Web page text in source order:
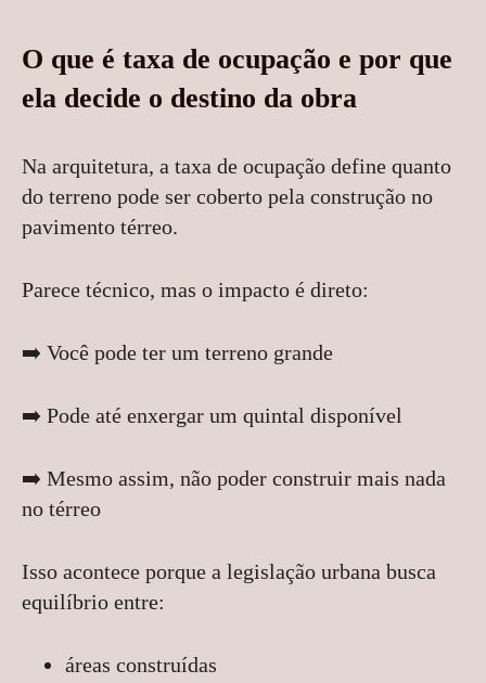
O que é taxa de ocupação e por que
ela decide o destino da obra
Na arquitetura, a taxa de ocupação define quanto
do terreno pode ser coberto pela construção no
pavimento térreo.
Parece técnico, mas o impacto é direto:
➡️ Você pode ter um terreno grande
➡️ Pode até enxergar um quintal disponível
➡️ Mesmo assim, não poder construir mais nada
no térreo
Isso acontece porque a legislação urbana busca
equilíbrio entre:
áreas construídas